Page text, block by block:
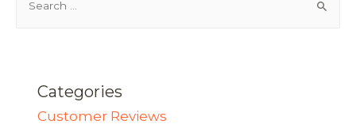
Categories
Customer Reviews